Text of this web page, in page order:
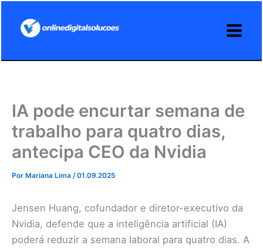
IA pode encurtar semana de
trabalho para quatro dias,
antecipa CEO da Nvidia
Por Mariana Lima /01.09.2025
Jensen Huang, cofundador e diretor-executivo da
Nvidia, defende que a inteligência artificial (IA)
poderá reduzir a semana laboral para quatro dias. A